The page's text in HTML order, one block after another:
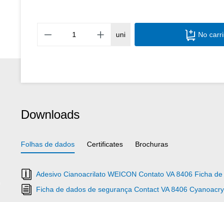
Quantidade do
uni No
Downloads
Folhas de dados Certificates Brochuras
Adesivo Cianoacrilato WEICON Contato VA 8406 Ficha
Ficha de dados de segurança Contact VA 8406